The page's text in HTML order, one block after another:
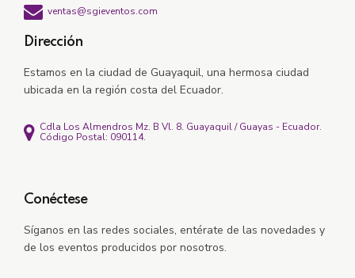
ventas@sgieventos.com
Dirección
Estamos en la ciudad de Guayaquil, una hermosa ciudad
ubicada en la región costa del Ecuador.
Cdla Los Almendros Mz. B Vl. 8. Guayaquil / Guayas - Ecuador.
Código Postal: 090114.
Conéctese
Síganos en las redes sociales, entérate de las novedades y
de los eventos producidos por nosotros.